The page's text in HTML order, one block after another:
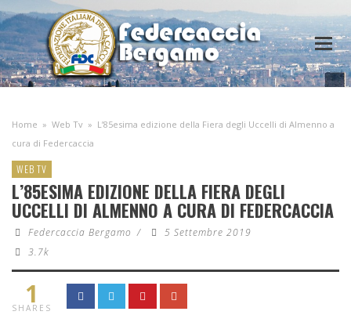
Home » Web Tv » L’85esima edizione della Fiera degli Uccelli di Almenno a
cura di Federcaccia
WEB TV
L’85ESIMA EDIZIONE DELLA FIERA DEGLI
UCCELLI DI ALMENNO A CURA DI FEDERCACCIA
Federcaccia Bergamo /
5 Settembre 2019
3.7k
1
SHARES